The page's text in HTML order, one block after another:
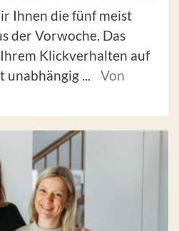
Ihnen die fünf meist
der Vorwoche. Das
Klickverhalten auf
...
Von